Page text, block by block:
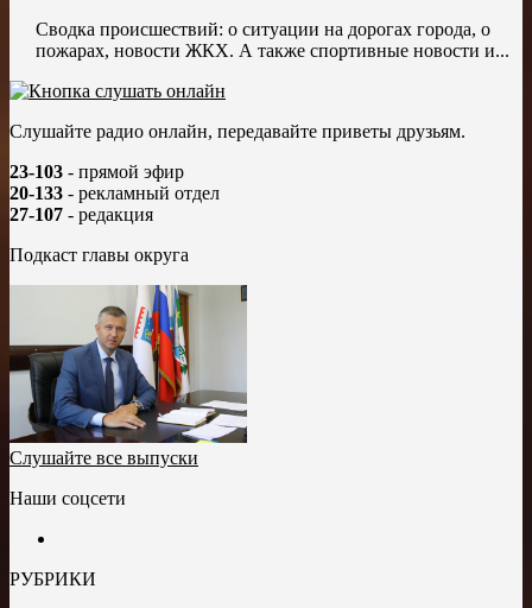
Сводка происшествий: о ситуации на дорогах города, о
пожарах, новости ЖКХ. А также спортивные новости и...
Слушайте радио онлайн, передавайте приветы друзьям.
23-103 - прямой эфир
20-133 - рекламный отдел
27-107 - редакция
Подкаст главы округа
Слушайте все выпуски
Наши соцсети
РУБРИКИ